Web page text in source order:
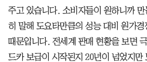
주고 있습니다. 소비자들이 원하니까
히 말해 도요타만큼의 성능 대비 원가경
때문입니다. 전세계 판매 현황을 보면
드카 보급이 시작된지 20년이 넘었지만